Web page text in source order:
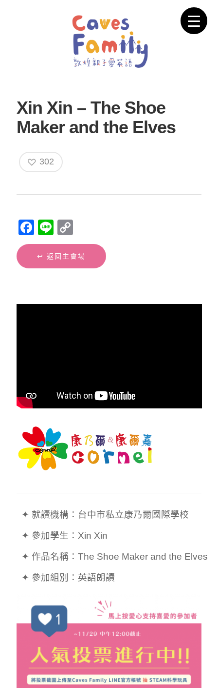
Xin Xin – The Shoe
Maker and the Elves
302
Facebook
Line
Link
↩︎ 返回主會場
  ✦ 就讀機構：台中市私立康乃爾國際學校
  ✦ 參加學生：Xin Xin
  ✦ 作品名稱：The Shoe Maker and the Elves